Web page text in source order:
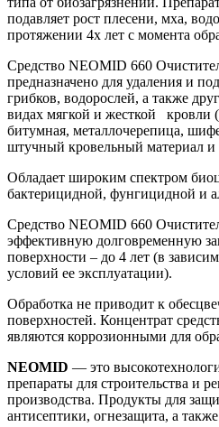
подавляет рост плесени, мха,
протяжении 4х лет с момента
Средство NEOMID 660
предназначено для удаления и
грибков, водорослей, а также
видах мягкой и жесткой кровли
битумная, металлочерепица,
штучный кровельный материал и
Обладает широким спектром
бактерицидной, фунгицидной и
Средство NEOMID 660
эффективную долговременную
поверхности – до 4 лет (в
условий ее эксплуатации).
Обработка не приводит к
поверхностей. Концентрат
являются коррозионными для
NEOMID — это
препараты для строительства и
производства. Продукты для
антисептики, огнезащита, а